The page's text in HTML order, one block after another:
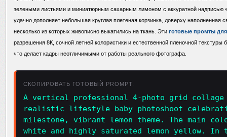
зелеными листьями и миниатюрным сахарным лимоном с аккуратной надписью
удачно дополняет небольшая круглая плетеная корзинка, доверху
несколько из которых живописно выкатились на ткань. Эти готовые промты
разрешения 8К, сочной летней колористики и естественной пленочной текстуры
что делает кадры неотличимыми от работы реального фотографа.
СКОПИРОВАТЬ ГОТОВЫЙ PROMPT:
A vertical professional 4-photo grid
realistic lifestyle baby photoshoot
milestone, vibrant lemon theme. The main
white and highly saturated lemon yellow. In